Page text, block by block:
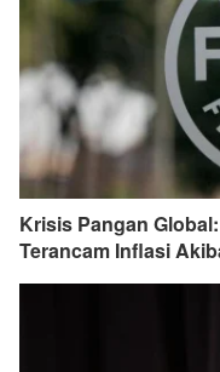
Krisis Pangan
Terancam Inflasi